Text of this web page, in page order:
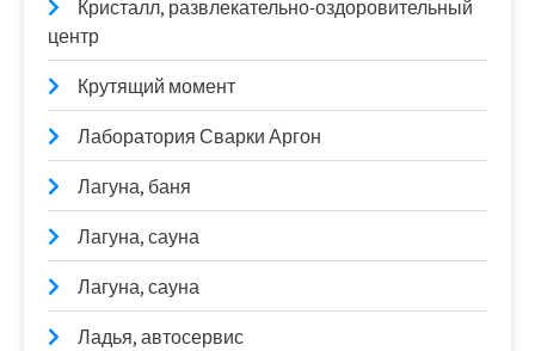
Кристалл, развлекательно-оздоровительный
центр
Крутящий момент
Лаборатория Сварки Аргон
Лагуна, баня
Лагуна, сауна
Лагуна, сауна
Ладья, автосервис